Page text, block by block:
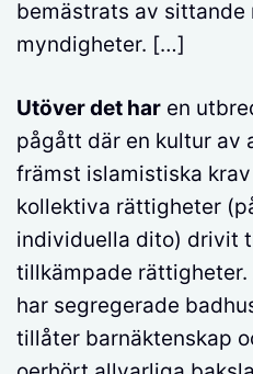
bemästrats av sittande
myndigheter. […]
Utöver det har en
pågått där en kultur av
främst islamistiska
kollektiva rättigheter
individuella dito) drivit
tillkämpade rättigheter.
har segregerade
tillåter barnäktenskap